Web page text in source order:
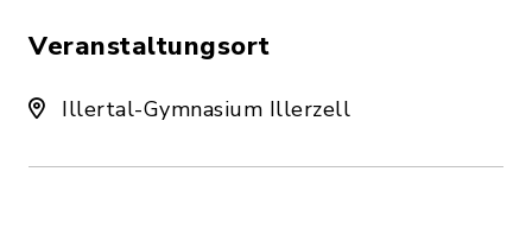
Veranstaltungsort
Illertal-Gymnasium Illerzell